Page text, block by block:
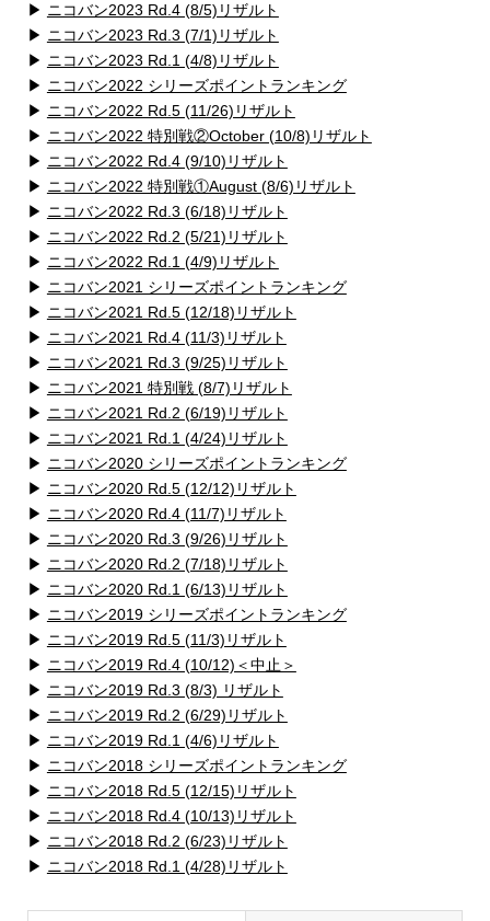
▶ ニコバン2023 Rd.4 (8/5)リザルト
▶ ニコバン2023 Rd.3 (7/1)リザルト
▶ ニコバン2023 Rd.1 (4/8)リザルト
▶ ニコバン2022 シリーズポイントランキング
▶ ニコバン2022 Rd.5 (11/26)リザルト
▶ ニコバン2022 特別戦②October (10/8)リザルト
▶ ニコバン2022 Rd.4 (9/10)リザルト
▶ ニコバン2022 特別戦①August (8/6)リザルト
▶ ニコバン2022 Rd.3 (6/18)リザルト
▶ ニコバン2022 Rd.2 (5/21)リザルト
▶ ニコバン2022 Rd.1 (4/9)リザルト
▶ ニコバン2021 シリーズポイントランキング
▶ ニコバン2021 Rd.5 (12/18)リザルト
▶ ニコバン2021 Rd.4 (11/3)リザルト
▶ ニコバン2021 Rd.3 (9/25)リザルト
▶ ニコバン2021 特別戦 (8/7)リザルト
▶ ニコバン2021 Rd.2 (6/19)リザルト
▶ ニコバン2021 Rd.1 (4/24)リザルト
▶ ニコバン2020 シリーズポイントランキング
▶ ニコバン2020 Rd.5 (12/12)リザルト
▶ ニコバン2020 Rd.4 (11/7)リザルト
▶ ニコバン2020 Rd.3 (9/26)リザルト
▶ ニコバン2020 Rd.2 (7/18)リザルト
▶ ニコバン2020 Rd.1 (6/13)リザルト
▶ ニコバン2019 シリーズポイントランキング
▶ ニコバン2019 Rd.5 (11/3)リザルト
▶ ニコバン2019 Rd.4 (10/12)＜中止＞
▶ ニコバン2019 Rd.3 (8/3) リザルト
▶ ニコバン2019 Rd.2 (6/29)リザルト
▶ ニコバン2019 Rd.1 (4/6)リザルト
▶ ニコバン2018 シリーズポイントランキング
▶ ニコバン2018 Rd.5 (12/15)リザルト
▶ ニコバン2018 Rd.4 (10/13)リザルト
▶ ニコバン2018 Rd.2 (6/23)リザルト
▶ ニコバン2018 Rd.1 (4/28)リザルト